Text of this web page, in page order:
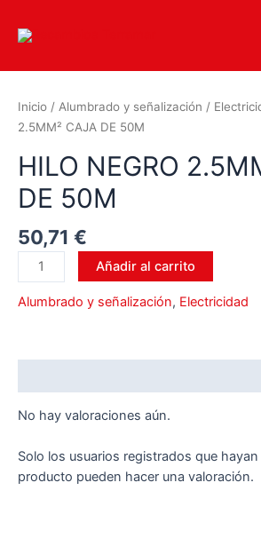
Inicio / Alumbrado y señalización /
2.5MM² CAJA DE 50M
HILO NEGRO
DE 50M
50,71 €
Añadir al carrito
Alumbrado y señalización, Electricidad
No hay valoraciones aún.
Solo los usuarios registrados que
producto pueden hacer una valoración.